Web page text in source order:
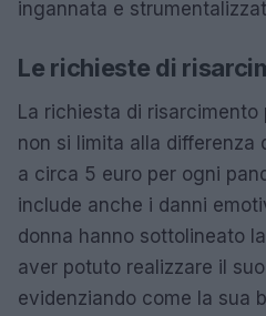
ingannata e
Le richieste di
La richiesta di
non si limita alla differenza
a circa 5 euro per ogni
include anche i danni
donna hanno sottolineato
aver potuto realizzare il
evidenziando come la sua